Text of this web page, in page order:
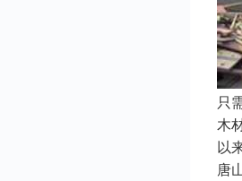
只
木
以
唐